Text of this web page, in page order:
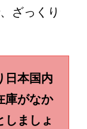
ざっくり
日本国内
庫がなか
しましょ